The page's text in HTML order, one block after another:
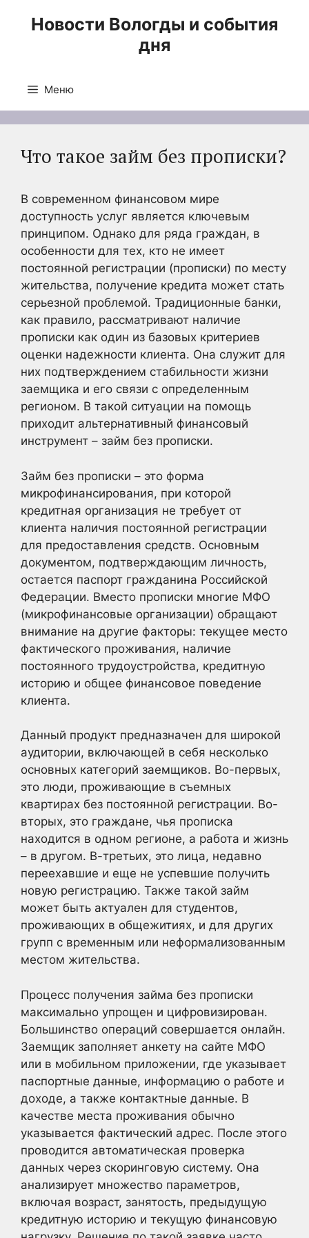
Новости Вологды и события
дня
Меню
Что такое займ без прописки?
В современном финансовом мире
доступность услуг является ключевым
принципом. Однако для ряда граждан, в
особенности для тех, кто не имеет
постоянной регистрации (прописки) по месту
жительства, получение кредита может стать
серьезной проблемой. Традиционные банки,
как правило, рассматривают наличие
прописки как один из базовых критериев
оценки надежности клиента. Она служит для
них подтверждением стабильности жизни
заемщика и его связи с определенным
регионом. В такой ситуации на помощь
приходит альтернативный финансовый
инструмент – займ без прописки.
Займ без прописки – это форма
микрофинансирования, при которой
кредитная организация не требует от
клиента наличия постоянной регистрации
для предоставления средств. Основным
документом, подтверждающим личность,
остается паспорт гражданина Российской
Федерации. Вместо прописки многие МФО
(микрофинансовые организации) обращают
внимание на другие факторы: текущее место
фактического проживания, наличие
постоянного трудоустройства, кредитную
историю и общее финансовое поведение
клиента.
Данный продукт предназначен для широкой
аудитории, включающей в себя несколько
основных категорий заемщиков. Во-первых,
это люди, проживающие в съемных
квартирах без постоянной регистрации. Во-
вторых, это граждане, чья прописка
находится в одном регионе, а работа и жизнь
– в другом. В-третьих, это лица, недавно
переехавшие и еще не успевшие получить
новую регистрацию. Также такой займ
может быть актуален для студентов,
проживающих в общежитиях, и для других
групп с временным или неформализованным
местом жительства.
Процесс получения займа без прописки
максимально упрощен и цифровизирован.
Большинство операций совершается онлайн.
Заемщик заполняет анкету на сайте МФО
или в мобильном приложении, где указывает
паспортные данные, информацию о работе и
доходе, а также контактные данные. В
качестве места проживания обычно
указывается фактический адрес. После этого
проводится автоматическая проверка
данных через скоринговую систему. Она
анализирует множество параметров,
включая возраст, занятость, предыдущую
кредитную историю и текущую финансовую